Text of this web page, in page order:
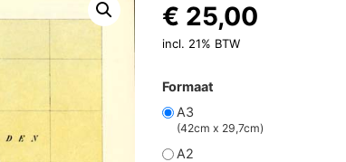
Formaat
A3
(42cm x 29,7cm)
A2
€ 25,00
incl. 21% BTW